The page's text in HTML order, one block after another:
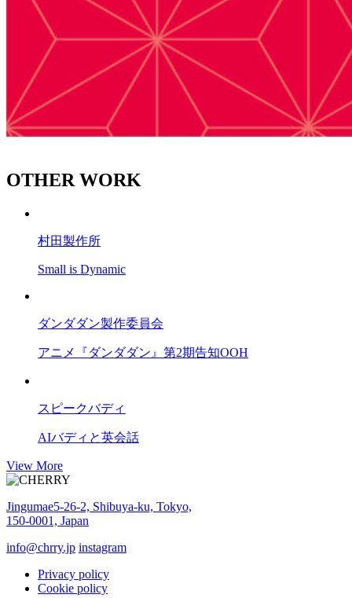
OTHER WORK
村田製作所
Small is Dynamic
ダンダダン製作委員会
アニメ『ダンダダン』第2期告知OOH
スピークバディ
AIバディと英会話
View More
Jingumae5-26-2, Shibuya-ku, Tokyo,
150-0001, Japan
info@chrry.jp instagram
Privacy policy
Cookie policy